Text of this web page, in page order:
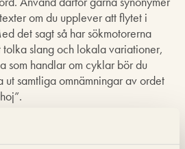
om du upplever att flytet i
det sagt så har sökmotorerna
tolka slang och lokala variationer,
som handlar om cyklar bör du
ut samtliga omnämningar av ordet